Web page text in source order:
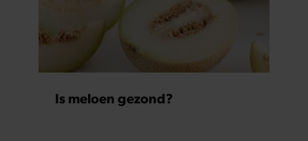
Is meloen gezond?